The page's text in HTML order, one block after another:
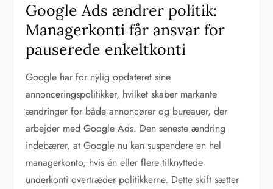
Google Ads ændrer politik:
Managerkonti får ansvar for
pauserede enkeltkonti
Google har for nylig opdateret sine
annonceringspolitikker, hvilket skaber markante
ændringer for både annoncører og bureauer, der
arbejder med Google Ads. Den seneste ændring
indebærer, at Google nu kan suspendere en hel
managerkonto, hvis én eller flere tilknyttede
underkonti overtræder politikkerne. Dette skift sætter